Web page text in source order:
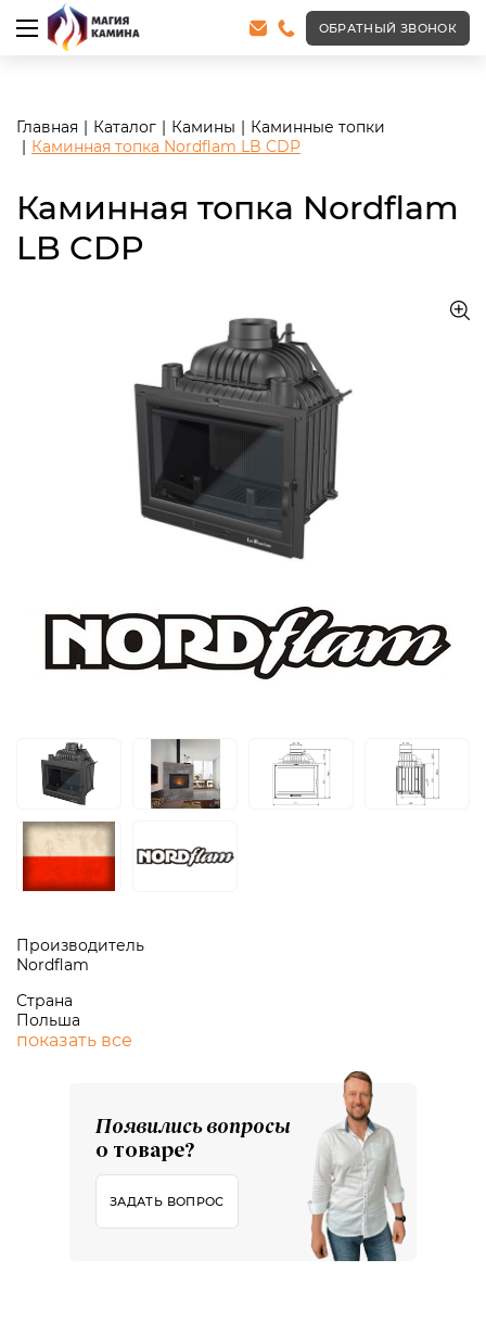
<meta name="robots" content="noindex, follow"/>
ОБРАТНЫЙ ЗВОНОК
Главная Каталог Камины
Каминные топки
Каминная топка Nordflam LB CDP
Каминная топка Nordflam
LB CDP
Производитель
Nordflam
Страна
Польша
показать все
Появились вопросы
о товаре?
ЗАДАТЬ ВОПРОС